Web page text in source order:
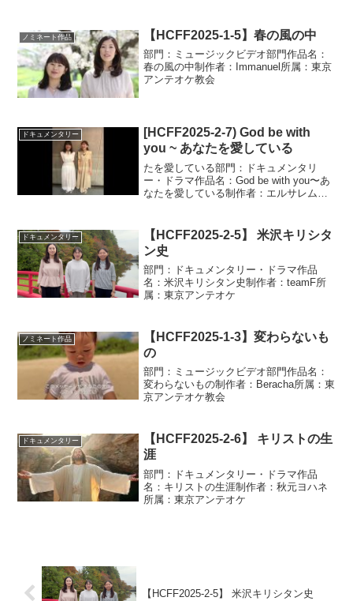
ノミネート作品 【HCFF2025-1-5】春の風の中
部門：ミュージックビデオ部門作品名：
春の風の中制作者：Immanuel所属：東京
アンテオケ教会
ドキュメンタリー
[HCFF2025-2-7) God be with
you ~ あなたを愛している
たを愛している部門：ドキュメンタリ
ー・ドラマ作品名：God be with you〜あ
なたを愛している制作者：エルサレム祐
ドキュメンタリー
【HCFF2025-2-5】 米沢キリシタ
ン史
部門：ドキュメンタリー・ドラマ作品
名：米沢キリシタン史制作者：teamF所
属：東京アンテオケ
ノミネート作品
【HCFF2025-1-3】変わらないも
の
部門：ミュージックビデオ部門作品名：
変わらないもの制作者：Beracha所属：東
京アンテオケ教会
ドキュメンタリー
【HCFF2025-2-6】 キリストの生
涯
部門：ドキュメンタリー・ドラマ作品
名：キリストの生涯制作者：秋元ヨハネ
所属：東京アンテオケ
【HCFF2025-2-5】 米沢キリシタン史